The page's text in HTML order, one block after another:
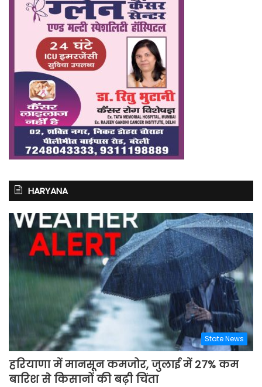
HARYANA
State News
हरियाणा में मानसून कमजोर, जुलाई में 27% कम
बारिश से किसानों की बढ़ी चिंता